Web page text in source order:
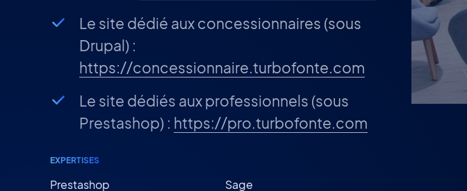
Le site dédié aux concessionnaires (sous
Drupal) :
https://concessionnaire.turbofonte.com
Le site dédiés aux professionnels (sous
Prestashop) : https://pro.turbofonte.com
EXPERTISES
Prestashop Sage